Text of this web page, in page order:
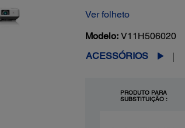
Ver folheto
Modelo: V11H506020
ACESSÓRIOS
PRODUTO PARA
SUBSTITUIÇÃO :